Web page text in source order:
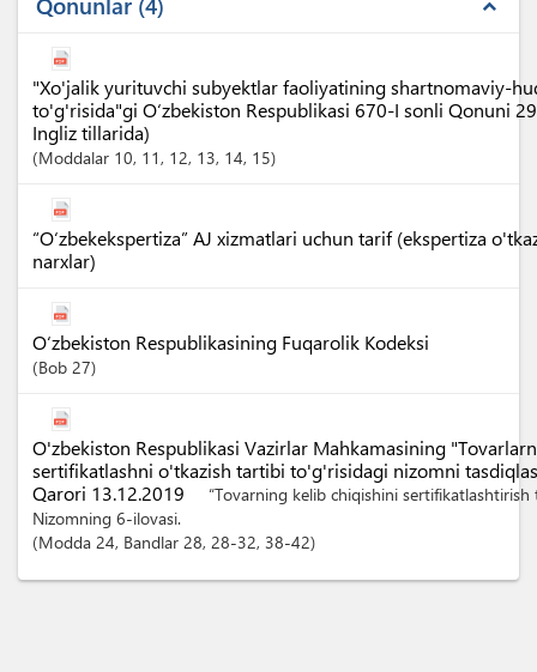
expand_less
"Xo'jalik yurituvchi subyektlar faoliyatining shartnomaviy-
to'g'risida"gi O‘zbekiston Respublikasi 670-I sonli Qonuni
Ingliz tillarida)
Moddalar 10, 11 , 12, 13, 14, 15
“O‘zbekekspertiza” AJ xizmatlari uchun tarif (ekspertiza
narxlar)
O‘zbekiston Respublikasining Fuqarolik Kodeksi
Bob 27
O'zbekiston Respublikasi Vazirlar Mahkamasining
sertifikatlashni o'tkazish tartibi to'g'risidagi nizomni
Qarori 13.12.2019
“Tovarning kelib chiqishini sertifikatlashtirish
Nizomning 6-ilovasi.
Modda 24, Bandlar 28, 28-32, 38-42